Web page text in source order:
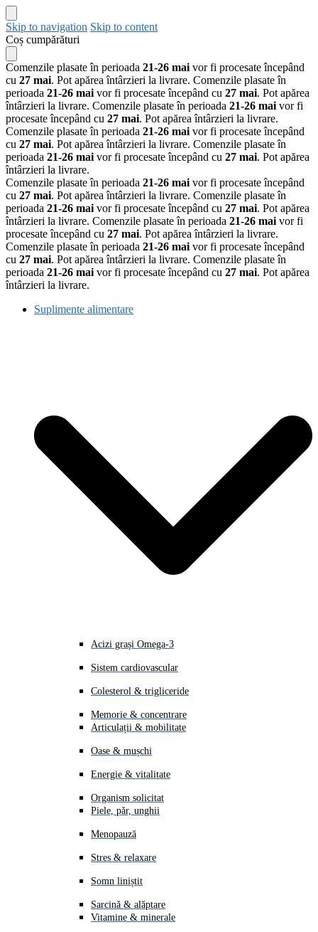
Skip to navigation Skip to content
Coș cumpărături
Comenzile plasate în perioada 21-26 mai vor fi procesate începând
cu 27 mai. Pot apărea întârzieri la livrare. Comenzile plasate în
perioada 21-26 mai vor fi procesate începând cu 27 mai. Pot apărea
întârzieri la livrare. Comenzile plasate în perioada 21-26 mai vor fi
procesate începând cu 27 mai. Pot apărea întârzieri la livrare.
Comenzile plasate în perioada 21-26 mai vor fi procesate începând
cu 27 mai. Pot apărea întârzieri la livrare. Comenzile plasate în
perioada 21-26 mai vor fi procesate începând cu 27 mai. Pot apărea
întârzieri la livrare.
Comenzile plasate în perioada 21-26 mai vor fi procesate începând
cu 27 mai. Pot apărea întârzieri la livrare. Comenzile plasate în
perioada 21-26 mai vor fi procesate începând cu 27 mai. Pot apărea
întârzieri la livrare. Comenzile plasate în perioada 21-26 mai vor fi
procesate începând cu 27 mai. Pot apărea întârzieri la livrare.
Comenzile plasate în perioada 21-26 mai vor fi procesate începând
cu 27 mai. Pot apărea întârzieri la livrare. Comenzile plasate în
perioada 21-26 mai vor fi procesate începând cu 27 mai. Pot apărea
întârzieri la livrare.
Suplimente alimentare
Acizi grași Omega-3
Sistem cardiovascular
Colesterol & trigliceride
Memorie & concentrare
Articulații & mobilitate
Oase & mușchi
Energie & vitalitate
Organism solicitat
Piele, păr, unghii
Menopauză
Stres & relaxare
Somn liniștit
Sarcină & alăptare
Vitamine & minerale